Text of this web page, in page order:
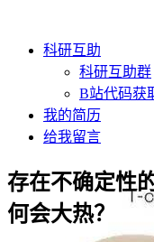
科研互助
科研互助群
B站代码获
我的简历
给我留言
存在不确定性
何会大热？